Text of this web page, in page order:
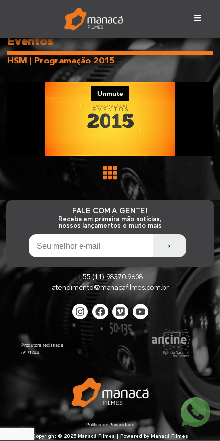
Eventos
HSM | Programação 2015
FALE COM A GENTE!
Receba em primeira mão notícias,
nossos lançamentos e muito mais
+55 (11) 98370.9608
atendimento@manacafilmes.com.br
Produtora registrada
nº 21744
Política de Privacidade
Copyright © 2025 Manacá Filmes | Powered by Manacá Filmes